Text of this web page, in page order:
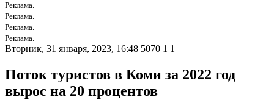
Реклама.
Реклама.
Реклама.
Реклама.
Вторник, 31 января, 2023, 16:48 5070 1 1
Поток туристов в Коми за 2022 год
вырос на 20 процентов